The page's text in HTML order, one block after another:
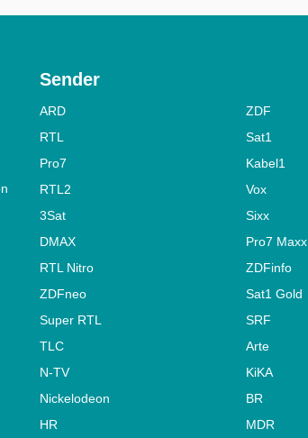
Sender
ARD
ZDF
RTL
Sat1
Pro7
Kabel1
RTL2
Vox
3Sat
Sixx
DMAX
Pro7 Maxx
RTL Nitro
ZDFinfo
ZDFneo
Sat1 Gold
Super RTL
SRF
TLC
Arte
N-TV
KiKA
Nickelodeon
BR
HR
MDR